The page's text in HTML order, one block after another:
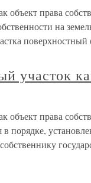
объект права
на
участок
объект права
в порядке,